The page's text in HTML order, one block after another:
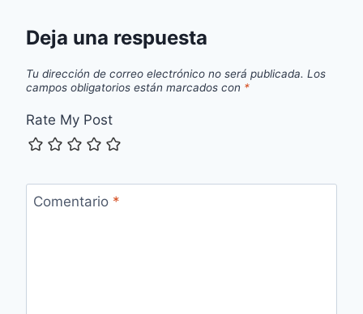
Deja una respuesta
Tu dirección de correo electrónico no será publicada. Los
campos obligatorios están marcados con *
Rate My Post
Comentario *